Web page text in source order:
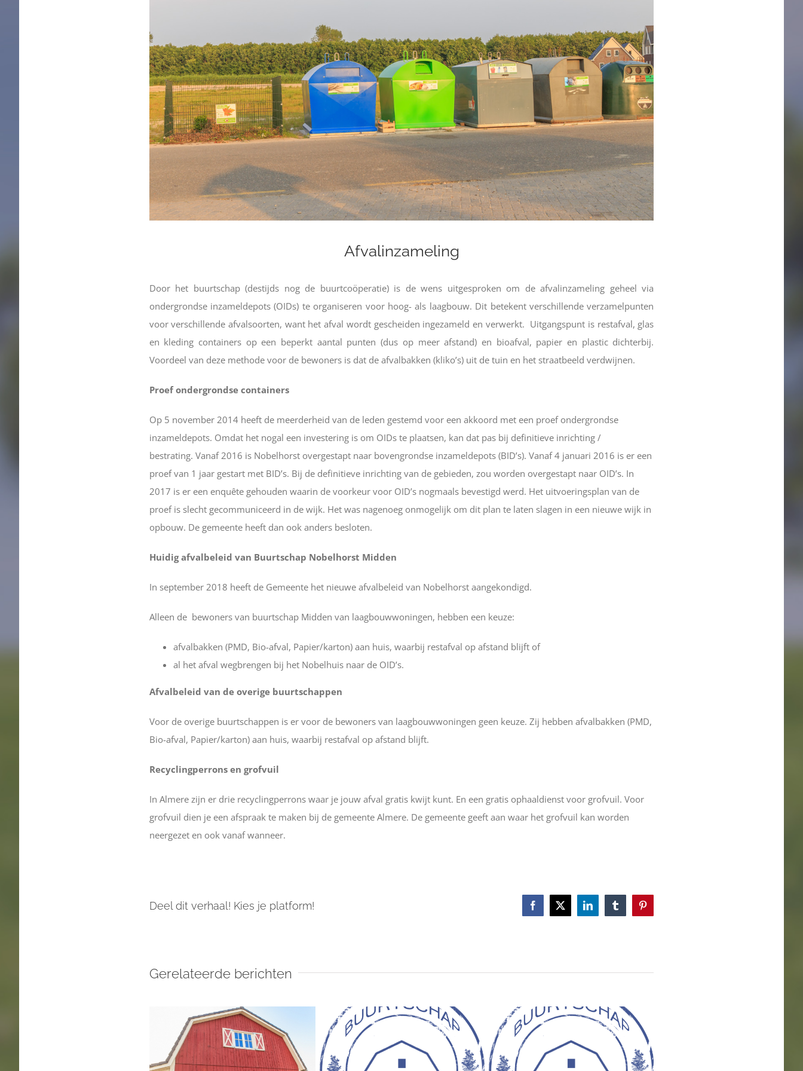
Afvalinzameling
Door het buurtschap (destijds nog de buurtcoöperatie) is de wens uitgesproken om de afvalinzameling geheel via
ondergrondse inzameldepots (OIDs) te organiseren voor hoog- als laagbouw. Dit betekent verschillende verzamelpunten
voor verschillende afvalsoorten, want het afval wordt gescheiden ingezameld en verwerkt. Uitgangspunt is restafval, glas
en kleding containers op een beperkt aantal punten (dus op meer afstand) en bioafval, papier en plastic dichterbij.
Voordeel van deze methode voor de bewoners is dat de afvalbakken (kliko’s) uit de tuin en het straatbeeld verdwijnen.
Proef ondergrondse containers
Op 5 november 2014 heeft de meerderheid van de leden gestemd voor een akkoord met een proef ondergrondse
inzameldepots. Omdat het nogal een investering is om OIDs te plaatsen, kan dat pas bij definitieve inrichting /
bestrating. Vanaf 2016 is Nobelhorst overgestapt naar bovengrondse inzameldepots (BID’s). Vanaf 4 januari 2016 is er een
proef van 1 jaar gestart met BID’s. Bij de definitieve inrichting van de gebieden, zou worden overgestapt naar OID’s. In
2017 is er een enquête gehouden waarin de voorkeur voor OID’s nogmaals bevestigd werd. Het uitvoeringsplan van de
proef is slecht gecommuniceerd in de wijk. Het was nagenoeg onmogelijk om dit plan te laten slagen in een nieuwe wijk in
opbouw. De gemeente heeft dan ook anders besloten.
Huidig afvalbeleid van Buurtschap Nobelhorst Midden
In september 2018 heeft de Gemeente het nieuwe afvalbeleid van Nobelhorst aangekondigd.
Alleen de bewoners van buurtschap Midden van laagbouwwoningen, hebben een keuze:
afvalbakken (PMD, Bio-afval, Papier/karton) aan huis, waarbij restafval op afstand blijft of
al het afval wegbrengen bij het Nobelhuis naar de OID’s.
Afvalbeleid van de overige buurtschappen
Voor de overige buurtschappen is er voor de bewoners van laagbouwwoningen geen keuze. Zij hebben afvalbakken (PMD,
Bio-afval, Papier/karton) aan huis, waarbij restafval op afstand blijft.
Recyclingperrons en grofvuil
In Almere zijn er drie recyclingperrons waar je jouw afval gratis kwijt kunt. En een gratis ophaaldienst voor grofvuil. Voor
grofvuil dien je een afspraak te maken bij de gemeente Almere. De gemeente geeft aan waar het grofvuil kan worden
neergezet en ook vanaf wanneer.
Deel dit verhaal! Kies je platform! Facebook
X LinkedInTumblrPinterest
Gerelateerde berichten